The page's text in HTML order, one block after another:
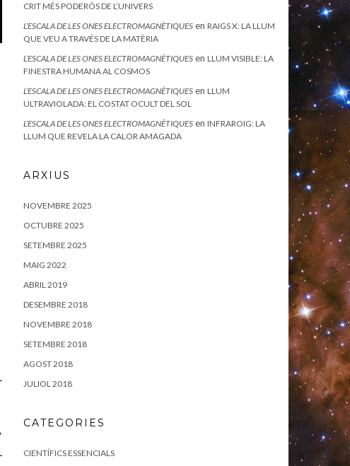
CRIT MÉS PODERÓS DE L’UNIVERS
L’ESCALA DE LES ONES ELECTROMAGNÈTIQUES en RAIGS X: LA LLUM
QUE VEU A TRAVÉS DE LA MATÈRIA
L’ESCALA DE LES ONES ELECTROMAGNÈTIQUES en LLUM VISIBLE: LA
FINESTRA HUMANA AL COSMOS
L’ESCALA DE LES ONES ELECTROMAGNÈTIQUES en LLUM
ULTRAVIOLADA: EL COSTAT OCULT DEL SOL
L’ESCALA DE LES ONES ELECTROMAGNÈTIQUES en INFRAROIG: LA
LLUM QUE REVELA LA CALOR AMAGADA
ARXIUS
NOVEMBRE 2025
OCTUBRE 2025
SETEMBRE 2025
MAIG 2022
ABRIL 2019
DESEMBRE 2018
NOVEMBRE 2018
SETEMBRE 2018
AGOST 2018
JULIOL 2018
CATEGORIES
CIENTÍFICS ESSENCIALS